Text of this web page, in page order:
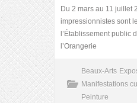
Du 2 mars au 11 juillet
impressionnistes sont
l’Établissement public
l’Orangerie
Beaux-Arts
Manifestations
Peinture